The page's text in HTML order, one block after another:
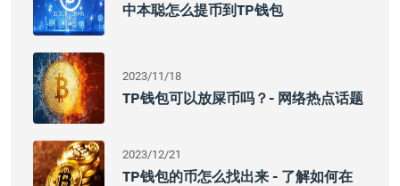
中本聪怎么提币到TP钱包
2023/11/18
TP钱包可以放屎币吗？- 网络热点话题
2023/12/21
TP钱包的币怎么找出来 - 了解如何在